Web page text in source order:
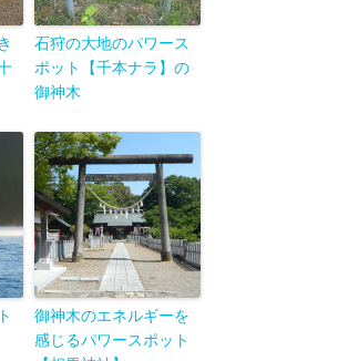
石狩の大地のパワース
ポット【千本ナラ】の
御神木
御神木のエネルギーを
感じるパワースポット